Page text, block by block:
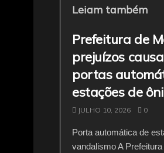
b
o
o
k
Leiam também
Prefeitura de
prejuízos
portas
estações de
JULHO 10, 2026 0
Porta automática de
vandalismo A